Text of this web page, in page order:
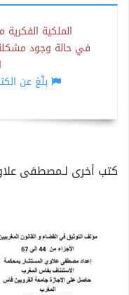
الملكية
في حالة وجود مشكلة
بلّغ عن
كتب أخرى لـمصطفى